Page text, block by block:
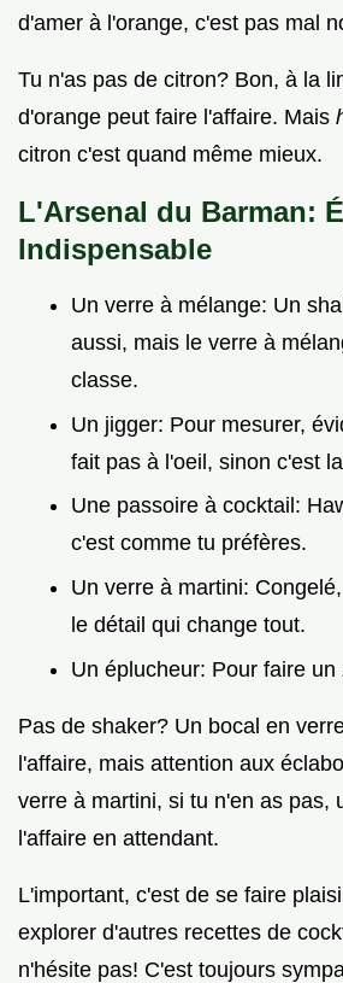
d'amer à l'orange, c'est pas mal
Tu n'as pas de citron? Bon, à la
d'orange peut faire l'affaire. Mais
citron c'est quand même mieux.
L'Arsenal du Barman:
Indispensable
Un verre à mélange: Un
aussi, mais le verre à
classe.
Un jigger: Pour mesurer,
fait pas à l'oeil, sinon c'est
Une passoire à cocktail:
c'est comme tu préfères.
Un verre à martini:
le détail qui change tout.
Un éplucheur: Pour faire un
Pas de shaker? Un bocal en
l'affaire, mais attention aux
verre à martini, si tu n'en as pas,
l'affaire en attendant.
L'important, c'est de se faire
explorer d'autres recettes de
n'hésite pas! C'est toujours